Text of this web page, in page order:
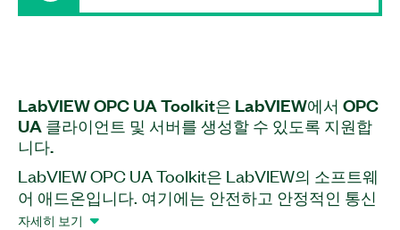
LabVIEW OPC UA Toolkit은 LabVIEW에서 OPC
UA 클라이언트 및 서버를 생성할 수 있도록 지원합
니다.
LabVIEW OPC UA Toolkit은 LabVIEW의 소프트웨
어 애드온입니다. 여기에는 안전하고 안정적인 통신
을 지원하는 OPC UA API가 들어있습니다. 이 툴킷
자세히 보기